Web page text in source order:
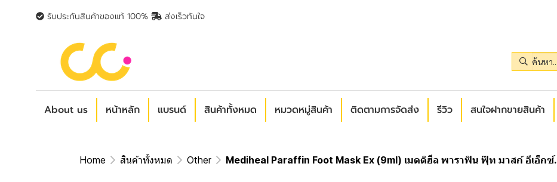
รับประกันสินค้าของแท้ 100% ส่งเร็วทันใจ
About us หน้าหลัก แบรนด์ สินค้าทั้งหมด หมวดหมู่สินค้า ติดตามการจัดส่ง รีวิว สนใจฝากขายสินค้า
Home สินค้าทั้งหมด Other Mediheal Paraffin Foot Mask Ex (9ml) เมดดิฮีล พาราฟิน ฟุ๊ท มาสก์ อีเอ็กซ์.